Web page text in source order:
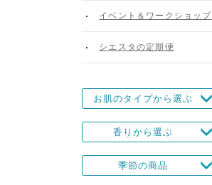
イベント＆ワークショップ
シエスタの定期便
お肌のタイプから選ぶ
香りから選ぶ
季節の商品